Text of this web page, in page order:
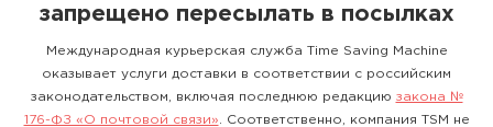
запрещено пересылать в посылках
Международная курьерская служба Time Saving Machine
оказывает услуги доставки в соответствии с российским
законодательством, включая последнюю редакцию закона №
176-ФЗ «О почтовой связи» . Соответственно, компания TSM не